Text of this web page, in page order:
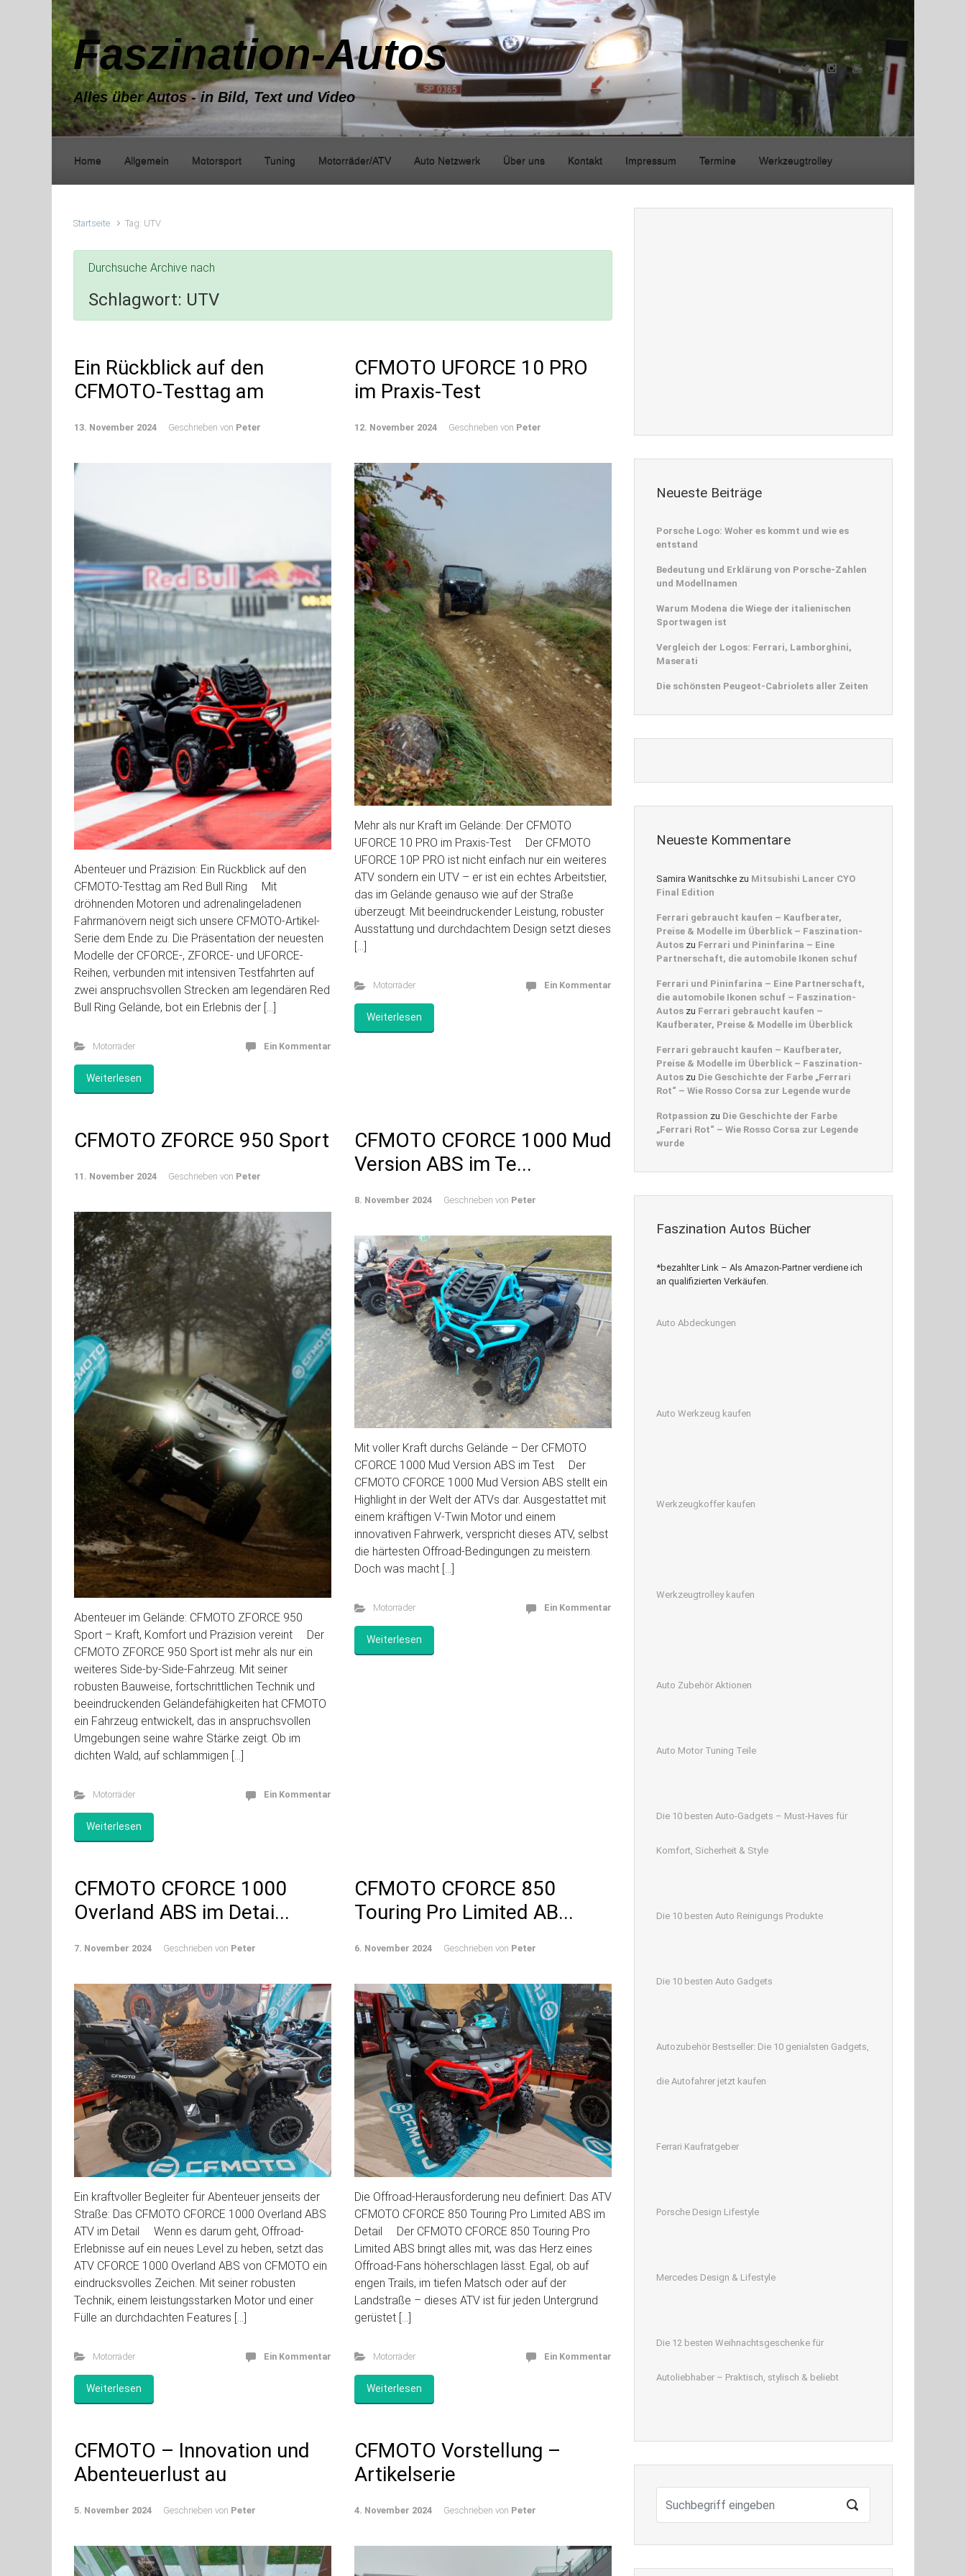
Zum Hauptinhalt springen
Faszination-Autos
Alles über Autos - in Bild, Text und Video
Home Allgemein Motorsport Tuning Motorräder/ATV Auto Netzwerk Über uns Kontakt Impressum Termine Werkzeugtrolley
Startseite Tag: UTV
Durchsuche Archive nach
Schlagwort: UTV
Ein Rückblick auf den
CFMOTO-Testtag am
13. November 2024 Geschrieben von Peter
Abenteuer und Präzision: Ein Rückblick auf den
CFMOTO-Testtag am Red Bull Ring Mit
dröhnenden Motoren und adrenalingeladenen
Fahrmanövern neigt sich unsere CFMOTO-Artikel-
Serie dem Ende zu. Die Präsentation der neuesten
Modelle der CFORCE-, ZFORCE- und UFORCE-
Reihen, verbunden mit intensiven Testfahrten auf
zwei anspruchsvollen Strecken am legendären Red
Bull Ring Gelände, bot ein Erlebnis der […]
Motorräder Ein Kommentar
Weiterlesen
CFMOTO UFORCE 10 PRO
im Praxis-Test
12. November 2024 Geschrieben von Peter
Mehr als nur Kraft im Gelände: Der CFMOTO
UFORCE 10 PRO im Praxis-Test Der CFMOTO
UFORCE 10P PRO ist nicht einfach nur ein weiteres
ATV sondern ein UTV – er ist ein echtes Arbeitstier,
das im Gelände genauso wie auf der Straße
überzeugt. Mit beeindruckender Leistung, robuster
Ausstattung und durchdachtem Design setzt dieses
[…]
Motorräder Ein Kommentar
Weiterlesen
CFMOTO ZFORCE 950 Sport
11. November 2024 Geschrieben von Peter
Abenteuer im Gelände: CFMOTO ZFORCE 950
Sport – Kraft, Komfort und Präzision vereint Der
CFMOTO ZFORCE 950 Sport ist mehr als nur ein
weiteres Side-by-Side-Fahrzeug. Mit seiner
robusten Bauweise, fortschrittlichen Technik und
beeindruckenden Geländefähigkeiten hat CFMOTO
ein Fahrzeug entwickelt, das in anspruchsvollen
Umgebungen seine wahre Stärke zeigt. Ob im
dichten Wald, auf schlammigen […]
Motorräder Ein Kommentar
Weiterlesen
CFMOTO CFORCE 1000 Mud
Version ABS im Te...
8. November 2024 Geschrieben von Peter
Mit voller Kraft durchs Gelände – Der CFMOTO
CFORCE 1000 Mud Version ABS im Test Der
CFMOTO CFORCE 1000 Mud Version ABS stellt ein
Highlight in der Welt der ATVs dar. Ausgestattet mit
einem kräftigen V-Twin Motor und einem
innovativen Fahrwerk, verspricht dieses ATV, selbst
die härtesten Offroad-Bedingungen zu meistern.
Doch was macht […]
Motorräder Ein Kommentar
Weiterlesen
CFMOTO CFORCE 1000
Overland ABS im Detai...
7. November 2024 Geschrieben von Peter
Ein kraftvoller Begleiter für Abenteuer jenseits der
Straße: Das CFMOTO CFORCE 1000 Overland ABS
ATV im Detail Wenn es darum geht, Offroad-
Erlebnisse auf ein neues Level zu heben, setzt das
ATV CFORCE 1000 Overland ABS von CFMOTO ein
eindrucksvolles Zeichen. Mit seiner robusten
Technik, einem leistungsstarken Motor und einer
Fülle an durchdachten Features […]
Motorräder Ein Kommentar
Weiterlesen
CFMOTO CFORCE 850
Touring Pro Limited AB...
6. November 2024 Geschrieben von Peter
Die Offroad-Herausforderung neu definiert: Das ATV
CFMOTO CFORCE 850 Touring Pro Limited ABS im
Detail Der CFMOTO CFORCE 850 Touring Pro
Limited ABS bringt alles mit, was das Herz eines
Offroad-Fans höherschlagen lässt. Egal, ob auf
engen Trails, im tiefen Matsch oder auf der
Landstraße – dieses ATV ist für jeden Untergrund
gerüstet […]
Motorräder Ein Kommentar
Weiterlesen
CFMOTO – Innovation und
Abenteuerlust au
5. November 2024 Geschrieben von Peter
CFMOTO Vorstellung –
Artikelserie
4. November 2024 Geschrieben von Peter
Neueste Beiträge
Porsche Logo: Woher es kommt und wie es
entstand
Bedeutung und Erklärung von Porsche-Zahlen
und Modellnamen
Warum Modena die Wiege der italienischen
Sportwagen ist
Vergleich der Logos: Ferrari, Lamborghini,
Maserati
Die schönsten Peugeot-Cabriolets aller Zeiten
Neueste Kommentare
Samira Wanitschke zu Mitsubishi Lancer CYO
Final Edition
Ferrari gebraucht kaufen – Kaufberater,
Preise & Modelle im Überblick – Faszination-
Autos zu Ferrari und Pininfarina – Eine
Partnerschaft, die automobile Ikonen schuf
Ferrari und Pininfarina – Eine Partnerschaft,
die automobile Ikonen schuf – Faszination-
Autos zu Ferrari gebraucht kaufen –
Kaufberater, Preise & Modelle im Überblick
Ferrari gebraucht kaufen – Kaufberater,
Preise & Modelle im Überblick – Faszination-
Autos zu Die Geschichte der Farbe „Ferrari
Rot“ – Wie Rosso Corsa zur Legende wurde
Rotpassion zu Die Geschichte der Farbe
„Ferrari Rot“ – Wie Rosso Corsa zur Legende
wurde
Faszination Autos Bücher
*bezahlter Link – Als Amazon-Partner verdiene ich
an qualifizierten Verkäufen.
Auto Abdeckungen
Auto Werkzeug kaufen
Werkzeugkoffer kaufen
Werkzeugtrolley kaufen
Auto Zubehör Aktionen
Auto Motor Tuning Teile
Die 10 besten Auto-Gadgets – Must-Haves für
Komfort, Sicherheit & Style
Die 10 besten Auto Reinigungs Produkte
Die 10 besten Auto Gadgets
Autozubehör Bestseller: Die 10 genialsten Gadgets,
die Autofahrer jetzt kaufen
Ferrari Kaufratgeber
Porsche Design Lifestyle
Mercedes Design & Lifestyle
Die 12 besten Weihnachtsgeschenke für
Autoliebhaber – Praktisch, stylisch & beliebt